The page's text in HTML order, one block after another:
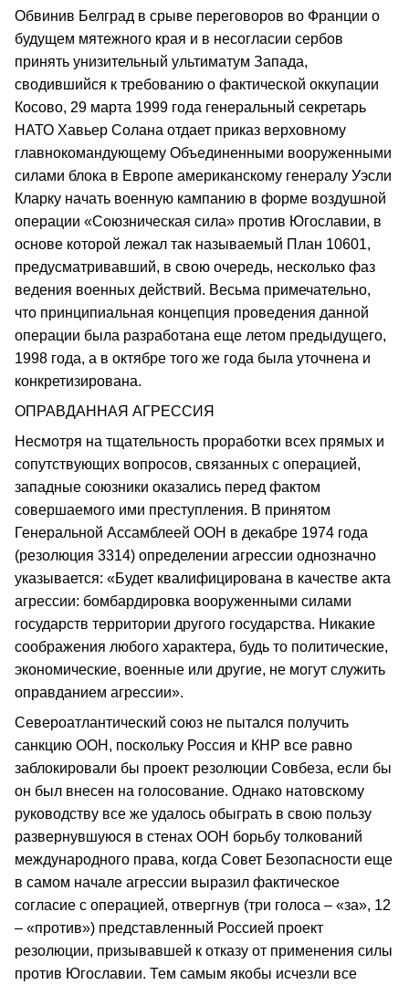
Обвинив Белград в срыве переговоров во Франции о
будущем мятежного края и в несогласии сербов
принять унизительный ультиматум Запада,
сводившийся к требованию о фактической оккупации
Косово, 29 марта 1999 года генеральный секретарь
НАТО Хавьер Солана отдает приказ верховному
главнокомандующему Объединенными вооруженными
силами блока в Европе американскому генералу Уэсли
Кларку начать военную кампанию в форме воздушной
операции «Союзническая сила» против Югославии, в
основе которой лежал так называемый План 10601,
предусматривавший, в свою очередь, несколько фаз
ведения военных действий. Весьма примечательно,
что принципиальная концепция проведения данной
операции была разработана еще летом предыдущего,
1998 года, а в октябре того же года была уточнена и
конкретизирована.
ОПРАВДАННАЯ АГРЕССИЯ
Несмотря на тщательность проработки всех прямых и
сопутствующих вопросов, связанных с операцией,
западные союзники оказались перед фактом
совершаемого ими преступления. В принятом
Генеральной Ассамблеей ООН в декабре 1974 года
(резолюция 3314) определении агрессии однозначно
указывается: «Будет квалифицирована в качестве акта
агрессии: бомбардировка вооруженными силами
государств территории другого государства. Никакие
соображения любого характера, будь то политические,
экономические, военные или другие, не могут служить
оправданием агрессии».
Североатлантический союз не пытался получить
санкцию ООН, поскольку Россия и КНР все равно
заблокировали бы проект резолюции Совбеза, если бы
он был внесен на голосование. Однако натовскому
руководству все же удалось обыграть в свою пользу
развернувшуюся в стенах ООН борьбу толкований
международного права, когда Совет Безопасности еще
в самом начале агрессии выразил фактическое
согласие с операцией, отвергнув (три голоса – «за», 12
– «против») представленный Россией проект
резолюции, призывавшей к отказу от применения силы
против Югославии. Тем самым якобы исчезли все